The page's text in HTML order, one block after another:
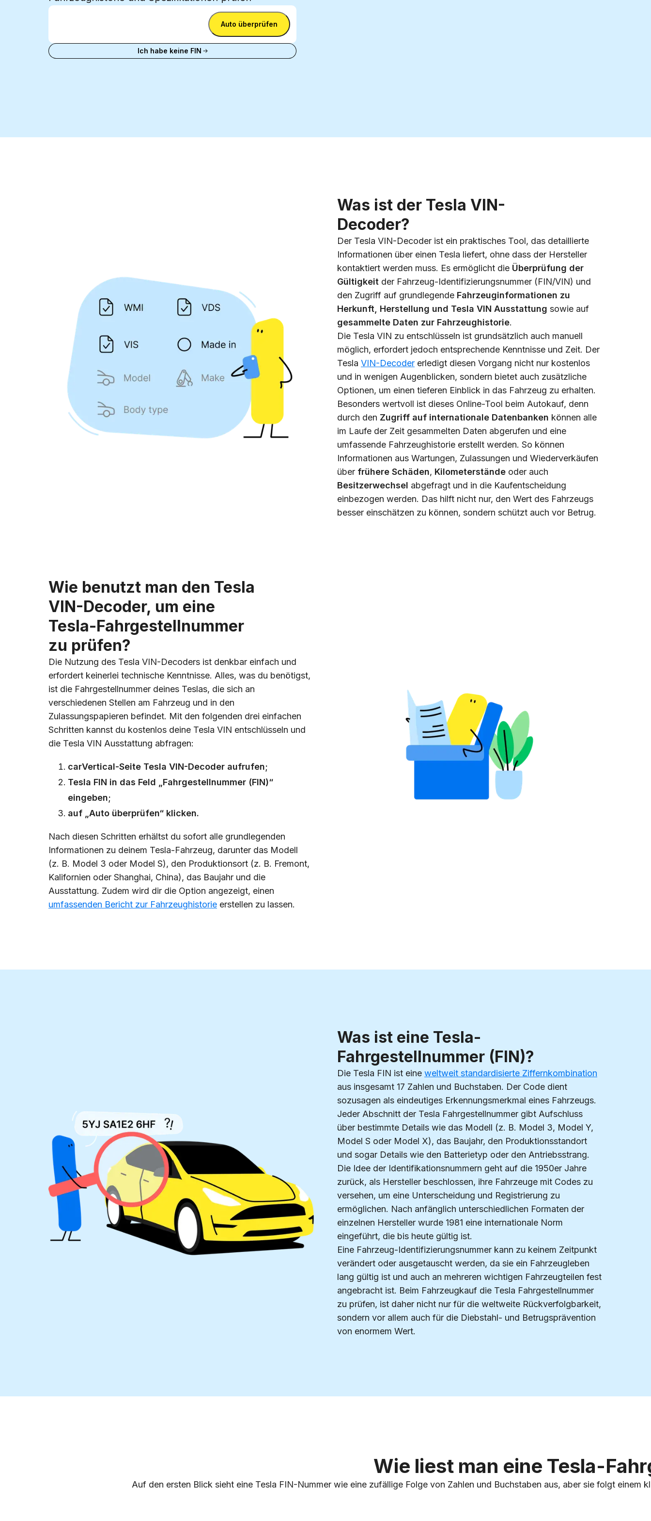
FIN eingeben
FIN eingeben
Auto überprüfen
Ich habe keine FIN
Was ist der Tesla VIN-
Decoder?
Der Tesla VIN-Decoder ist ein praktisches Tool, das detaillierte
Informationen über einen Tesla liefert, ohne dass der Hersteller
kontaktiert werden muss. Es ermöglicht die Überprüfung der
Gültigkeit der Fahrzeug-Identifizierungsnummer (FIN/VIN) und
den Zugriff auf grundlegende Fahrzeuginformationen zu
Herkunft, Herstellung und Tesla VIN Ausstattung sowie auf
gesammelte Daten zur Fahrzeughistorie.
Die Tesla VIN zu entschlüsseln ist grundsätzlich auch manuell
möglich, erfordert jedoch entsprechende Kenntnisse und Zeit. Der
Tesla VIN-Decoder erledigt diesen Vorgang nicht nur kostenlos
und in wenigen Augenblicken, sondern bietet auch zusätzliche
Optionen, um einen tieferen Einblick in das Fahrzeug zu erhalten.
Besonders wertvoll ist dieses Online-Tool beim Autokauf, denn
durch den Zugriff auf internationale Datenbanken können alle
im Laufe der Zeit gesammelten Daten abgerufen und eine
umfassende Fahrzeughistorie erstellt werden. So können
Informationen aus Wartungen, Zulassungen und Wiederverkäufen
über frühere Schäden, Kilometerstände oder auch
Besitzerwechsel abgefragt und in die Kaufentscheidung
einbezogen werden. Das hilft nicht nur, den Wert des Fahrzeugs
besser einschätzen zu können, sondern schützt auch vor Betrug.
Wie benutzt man den Tesla
VIN-Decoder, um eine
Tesla-Fahrgestellnummer
zu prüfen?
Die Nutzung des Tesla VIN-Decoders ist denkbar einfach und
erfordert keinerlei technische Kenntnisse. Alles, was du benötigst,
ist die Fahrgestellnummer deines Teslas, die sich an
verschiedenen Stellen am Fahrzeug und in den
Zulassungspapieren befindet. Mit den folgenden drei einfachen
Schritten kannst du kostenlos deine Tesla VIN entschlüsseln und
die Tesla VIN Ausstattung abfragen:
carVertical-Seite Tesla VIN-Decoder aufrufen;
Tesla FIN in das Feld „Fahrgestellnummer (FIN)“
eingeben;
auf „Auto überprüfen“ klicken.
Nach diesen Schritten erhältst du sofort alle grundlegenden
Informationen zu deinem Tesla-Fahrzeug, darunter das Modell
(z. B. Model 3 oder Model S), den Produktionsort (z. B. Fremont,
Kalifornien oder Shanghai, China), das Baujahr und die
Ausstattung. Zudem wird dir die Option angezeigt, einen
umfassenden Bericht zur Fahrzeughistorie erstellen zu lassen.
Was ist eine Tesla-
Fahrgestellnummer (FIN)?
Die Tesla FIN ist eine weltweit standardisierte Ziffernkombination
aus insgesamt 17 Zahlen und Buchstaben. Der Code dient
sozusagen als eindeutiges Erkennungsmerkmal eines Fahrzeugs.
Jeder Abschnitt der Tesla Fahrgestellnummer gibt Aufschluss
über bestimmte Details wie das Modell (z. B. Model 3, Model Y,
Model S oder Model X), das Baujahr, den Produktionsstandort
und sogar Details wie den Batterietyp oder den Antriebsstrang.
Die Idee der Identifikationsnummern geht auf die 1950er Jahre
zurück, als Hersteller beschlossen, ihre Fahrzeuge mit Codes zu
versehen, um eine Unterscheidung und Registrierung zu
ermöglichen. Nach anfänglich unterschiedlichen Formaten der
einzelnen Hersteller wurde 1981 eine internationale Norm
eingeführt, die bis heute gültig ist.
Eine Fahrzeug-Identifizierungsnummer kann zu keinem Zeitpunkt
verändert oder ausgetauscht werden, da sie ein Fahrzeugleben
lang gültig ist und auch an mehreren wichtigen Fahrzeugteilen fest
angebracht ist. Beim Fahrzeugkauf die Tesla Fahrgestellnummer
zu prüfen, ist daher nicht nur für die weltweite Rückverfolgbarkeit,
sondern vor allem auch für die Diebstahl- und Betrugsprävention
von enormem Wert.
Wie liest man eine Tesla-
Auf den ersten Blick sieht eine Tesla FIN-Nummer wie eine zufällige Folge von Zahlen und Buchstaben aus, aber sie folgt einem